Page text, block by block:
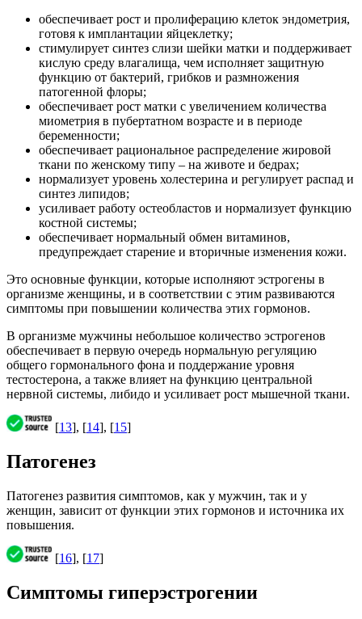
обеспечивает рост и пролиферацию клеток эндометрия,
готовя к имплантации яйцеклетку;
стимулирует синтез слизи шейки матки и поддерживает
кислую среду влагалища, чем исполняет защитную
функцию от бактерий, грибков и размножения
патогенной флоры;
обеспечивает рост матки с увеличением количества
миометрия в пубертатном возрасте и в периоде
беременности;
обеспечивает рациональное распределение жировой
ткани по женскому типу – на животе и бедрах;
нормализует уровень холестерина и регулирует распад и
синтез липидов;
усиливает работу остеобластов и нормализует функцию
костной системы;
обеспечивает нормальный обмен витаминов,
предупреждает старение и вторичные изменения кожи.
Это основные функции, которые исполняют эстрогены в
организме женщины, и в соответствии с этим развиваются
симптомы при повышении количества этих гормонов.
В организме мужчины небольшое количество эстрогенов
обеспечивает в первую очередь нормальную регуляцию
общего гормонального фона и поддержание уровня
тестостерона, а также влияет на функцию центральной
нервной системы, либидо и усиливает рост мышечной ткани.
[13], [14], [15]
Патогенез
Патогенез развития симптомов, как у мужчин, так и у
женщин, зависит от функции этих гормонов и источника их
повышения.
[16], [17]
Симптомы гиперэстрогении